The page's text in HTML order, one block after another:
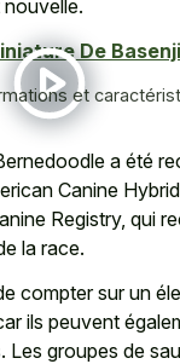
De Basenji
et
a été
Canine
Registry, qui
la race.
compter sur un
ils peuvent
Les groupes de